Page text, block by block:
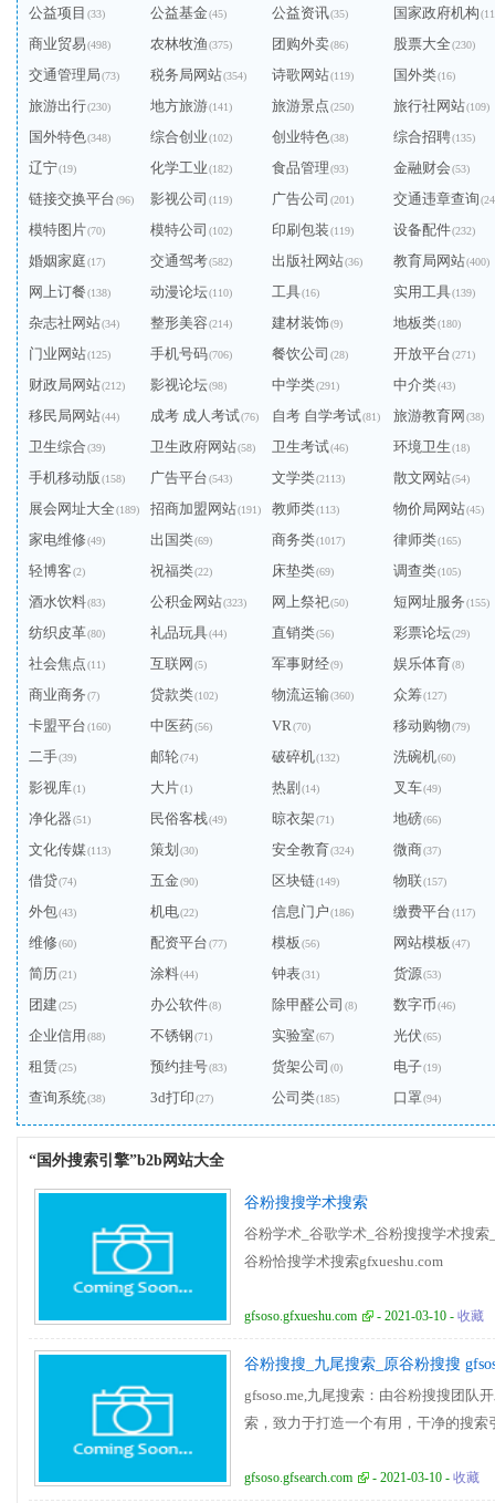
公益项目 (33) 公益基金(45) 公益资讯(35) 国家政府机构
商业贸易(498) 农林牧渔(375) 团购外卖(86) 股票大全(230)
交通管理局(73) 税务局网站(354) 诗歌网站(119) 国外类(16)
旅游出行(230) 地方旅游(141) 旅游景点(250) 旅行社网站(109)
国外特色(348) 综合创业(102) 创业特色(38) 综合招聘(135)
辽宁(19) 化学工业(182) 食品管理(93) 金融财会(53)
链接交换平台(96) 影视公司 (119) 广告公司 (201) 交通违章查询
模特图片(70) 模特公司 (102) 印刷包装(119) 设备配件(232)
婚姻家庭(17) 交通驾考(582) 出版社网站(36) 教育局网站(400)
网上订餐(138) 动漫论坛(110) 工具(16) 实用工具(139)
杂志社网站(34) 整形美容(214) 建材装饰(9) 地板类(180)
门业网站(125) 手机号码(706) 餐饮公司 (28) 开放平台(271)
财政局网站(212) 影视论坛(98) 中学类(291) 中介类(43)
移民局网站(44) 成考 成人考试(76) 自考 自学考试(81) 旅游教育网 (38)
卫生综合(39) 卫生政府网站(58) 卫生考试(46) 环境卫生(18)
手机移动版(158) 广告平台(543) 文学类(2113) 散文网站(54)
展会网址大全(189) 招商加盟网站(191) 教师类(113) 物价局网站(45)
家电维修(49) 出国类(69) 商务类(1017) 律师类(165)
轻博客(2) 祝福类(22) 床垫类(69) 调查类(105)
酒水饮料(83) 公积金网站(323) 网上祭祀(50) 短网址服务(155)
纺织皮革(80) 礼品玩具(44) 直销类(56) 彩票论坛(29)
社会焦点(11) 互联网 (5) 军事财经(9) 娱乐体育(8)
商业商务(7) 贷款类(102) 物流运输(360) 众筹(127)
卡盟平台(160) 中医药(56) VR(70) 移动购物(79)
二手(39) 邮轮(74) 破碎机(132) 洗碗机(60)
影视库(1) 大片(1) 热剧 (14) 叉车(49)
净化器(51) 民俗客栈(49) 晾衣架(71) 地磅(66)
文化传媒(113) 策划 (30) 安全教育(324) 微商(37)
借贷(74) 五金(90) 区块链(149) 物联(157)
外包(43) 机电(22) 信息门户(186) 缴费平台(117)
维修(60) 配资平台(77) 模板(56) 网站模板(47)
简历(21) 涂料(44) 钟表(31) 货源(53)
团建(25) 办公软件(8) 除甲醛公司 (8) 数字币(46)
企业信用 (88) 不锈钢(71) 实验室(67) 光伏(65)
租赁(25) 预约挂号(83) 货架公司 (0) 电子(19)
查询系统(38) 3d打印(27) 公司类(185) 口罩(94)
“国外搜索引擎”b2b网站大全
谷粉搜搜学术搜索
谷粉学术_谷歌学术_谷粉搜搜学术搜
谷粉恰搜学术搜索gfxueshu.com
gfsoso.gfxueshu.com - 2021-03-10 - 收藏
谷粉搜搜_九尾搜索_原谷粉搜搜
gfsoso.me,九尾搜索：由谷粉搜搜团队
索，致力于打造一个有用，干净的搜索
gfsoso.gfsearch.com - 2021-03-10 - 收藏